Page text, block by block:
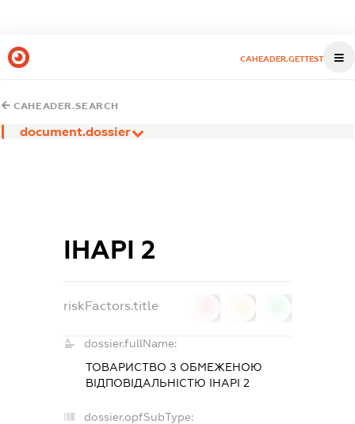
CAHEADER.GETTEST
CAHEADER.SEARCH
document.dossier
ІНАРІ 2
riskFactors.title
dossier.fullName:
ТОВАРИСТВО З ОБМЕЖЕНОЮ
ВІДПОВІДАЛЬНІСТЮ ІНАРІ 2
dossier.opfSubType: